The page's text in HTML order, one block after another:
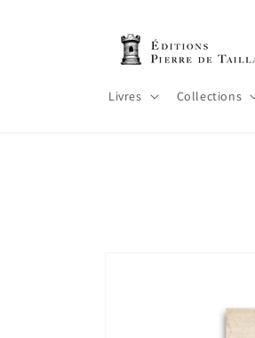
Livres Collections